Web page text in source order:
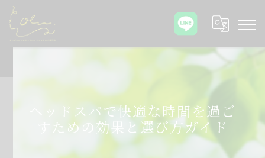
ヘッドスパで快適な時間を過ご
すための効果と選び方ガイド